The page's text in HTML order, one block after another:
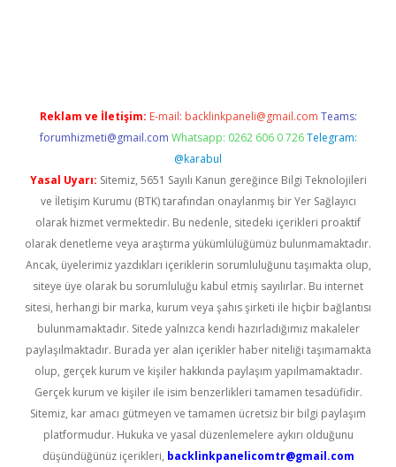
Reklam ve İletişim: E-mail: backlinkpaneli@gmail.com Teams:
forumhizmeti@gmail.com Whatsapp: 0262 606 0 726 Telegram:
@karabul
Yasal Uyarı: Sitemiz, 5651 Sayılı Kanun gereğince Bilgi Teknolojileri
ve İletişim Kurumu (BTK) tarafından onaylanmış bir Yer Sağlayıcı
olarak hizmet vermektedir. Bu nedenle, sitedeki içerikleri proaktif
olarak denetleme veya araştırma yükümlülüğümüz bulunmamaktadır.
Ancak, üyelerimiz yazdıkları içeriklerin sorumluluğunu taşımakta olup,
siteye üye olarak bu sorumluluğu kabul etmiş sayılırlar. Bu internet
sitesi, herhangi bir marka, kurum veya şahıs şirketi ile hiçbir bağlantısı
bulunmamaktadır. Sitede yalnızca kendi hazırladığımız makaleler
paylaşılmaktadır. Burada yer alan içerikler haber niteliği taşımamakta
olup, gerçek kurum ve kişiler hakkında paylaşım yapılmamaktadır.
Gerçek kurum ve kişiler ile isim benzerlikleri tamamen tesadüfidir.
Sitemiz, kar amacı gütmeyen ve tamamen ücretsiz bir bilgi paylaşım
platformudur. Hukuka ve yasal düzenlemelere aykırı olduğunu
düşündüğünüz içerikleri, backlinkpanelicomtr@gmail.com